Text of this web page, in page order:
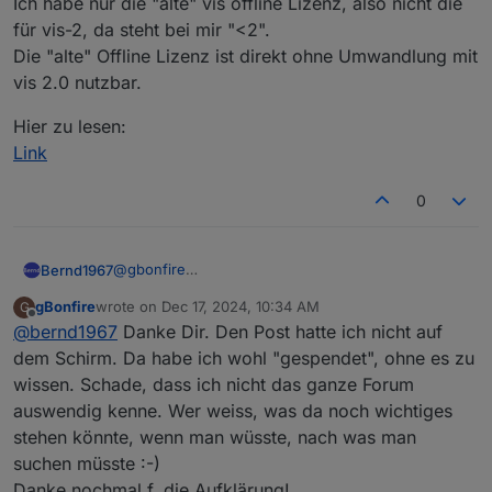
Neubestellung/Änderung erreicht. Komisch. Ich habe
so viel probiert, dass ich mir jetzt im Nachhinein mit
gar nichts mehr sicher bin :-)
steht da was anderes ?
für vis-2, da steht bei mir "<2".
Die "alte" Offline Lizenz ist direkt ohne Umwandlung mit
vis 2.0 nutzbar.
Hier zu lesen:
Link
0
Bernd1967@gbonfire
die für vis-2, da steht bei mir "<2".
Die "alte" Offline Lizenz ist direkt ohne
Umwandlung mit vis 2.0 nutzbar.
Hier zu lesen:
Link
G
Offline
gBonfirewrote on Dec 17, 2024, 10:34 AM
last edited by
@bernd1967 Danke Dir. Den Post hatte ich nicht auf
dem Schirm. Da habe ich wohl "gespendet", ohne es zu
wissen. Schade, dass ich nicht das ganze Forum
auswendig kenne. Wer weiss, was da noch wichtiges
stehen könnte, wenn man wüsste, nach was man
suchen müsste :-)